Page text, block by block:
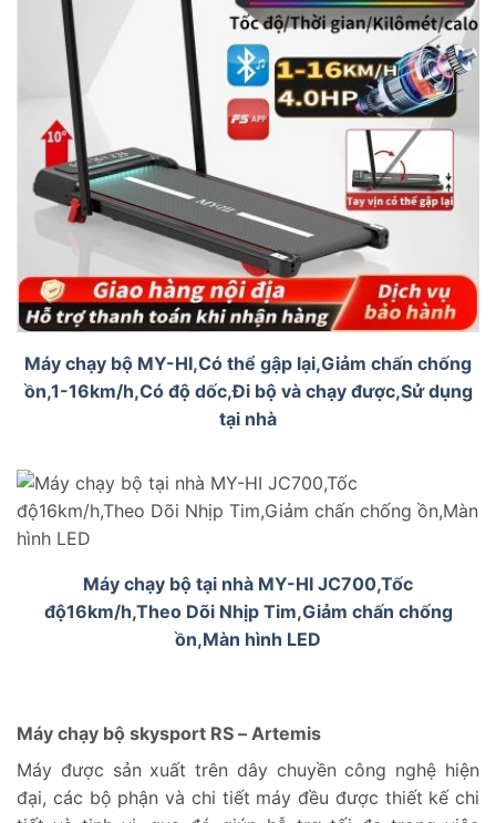
Máy chạy bộ MY-HI,Có thể gập lại,Giảm chấn chống
ồn,1-16km/h,Có độ dốc,Đi bộ và chạy được,Sử dụng
tại nhà
Máy chạy bộ tại nhà MY-HI JC700,Tốc
độ16km/h,Theo Dõi Nhịp Tim,Giảm chấn chống
ồn,Màn hình LED
Máy chạy bộ skysport RS – Artemis
Máy được sản xuất trên dây chuyền công nghệ hiện
đại, các bộ phận và chi tiết máy đều được thiết kế chi